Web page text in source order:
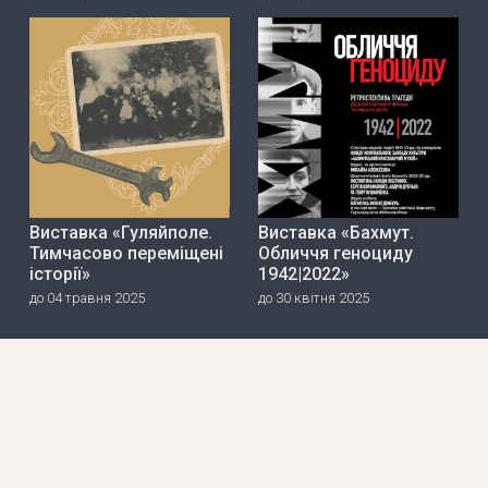
Виставка «Гуляйполе.
Тимчасово переміщені
історії»
до 04 травня 2025
Виставка «Бахмут.
Обличчя геноциду
1942|2022»
до 30 квітня 2025